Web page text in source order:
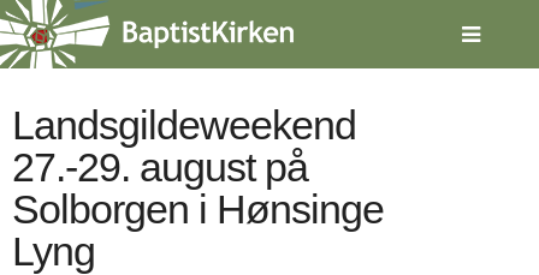
Spring
menu
over
gå
indhold Vend
tilbage
forsiden
1.0:
Forside
Landsgildeweekend
27.-29. august på
Solborgen i Hønsinge
Lyng